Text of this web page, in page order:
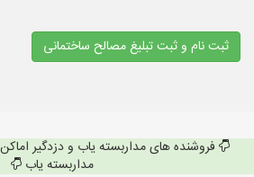
ثبت نام و ثبت تبلیغ مصالح ساختمانی
فروشنده های مداربسته یاب و دزدگیر
مداربسته یاب